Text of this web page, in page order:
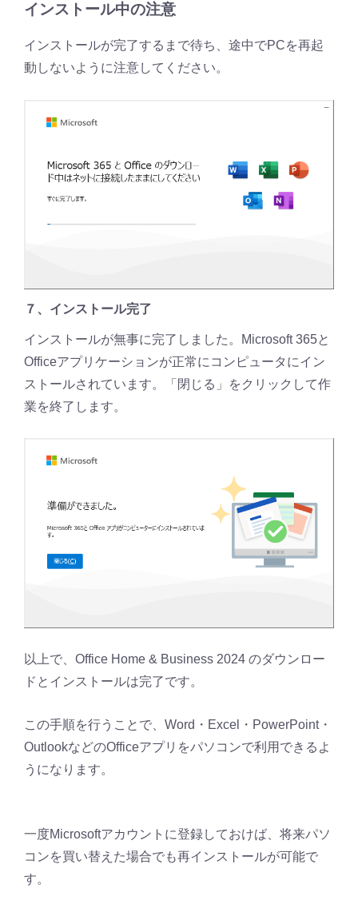
インストール中の注意
インストールが完了するまで待ち、途中でPCを再起
動しないように注意してください。
７、インストール完了
インストールが無事に完了しました。Microsoft 365と
Officeアプリケーションが正常にコンピュータにイン
ストールされています。「閉じる」をクリックして作
業を終了します。
以上で、Office Home & Business 2024 のダウンロー
ドとインストールは完了です。
この手順を行うことで、Word・Excel・PowerPoint・
OutlookなどのOfficeアプリをパソコンで利用できるよ
うになります。
一度Microsoftアカウントに登録しておけば、将来パソ
コンを買い替えた場合でも再インストールが可能で
す。